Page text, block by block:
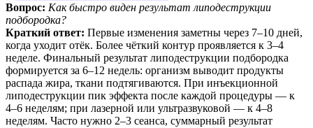
Вопрос: Как быстро виден результат липодеструкции
подбородка?
Краткий ответ: Первые изменения заметны через 7–10 дней,
когда уходит отёк. Более чёткий контур проявляется к 3–4
неделе. Финальный результат липодеструкции подбородка
формируется за 6–12 недель: организм выводит продукты
распада жира, ткани подтягиваются. При инъекционной
липодеструкции пик эффекта после каждой процедуры — к
4–6 неделям; при лазерной или ультразвуковой — к 4–8
неделям. Часто нужно 2–3 сеанса, суммарный результат